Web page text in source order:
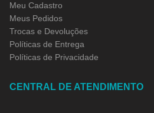
Meu Cadastro
Meus Pedidos
Trocas e Devoluções
Políticas de Entrega
Políticas de Privacidade
CENTRAL DE ATENDIMENTO